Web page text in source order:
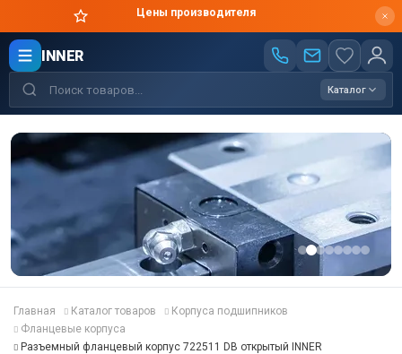
Цены производителя
INNER
Каталог
Главная Каталог товаров
Корпуса подшипников
Фланцевые корпуса
Разъемный фланцевый корпус 722511 DB открытый INNER